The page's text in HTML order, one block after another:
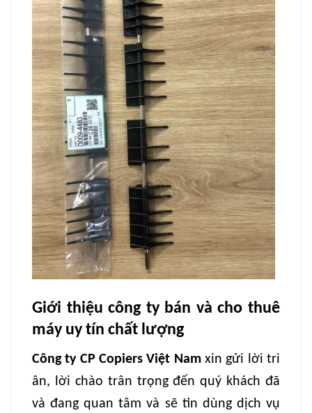
Giới thiệu công ty bán và cho thuê
máy uy tín chất lượng
Công ty CP Copiers Việt Namxin gửi lời tri
ân, lời chào trân trọng đến quý khách đã
và đang quan tâm và sẽ tin dùng dịch vụ